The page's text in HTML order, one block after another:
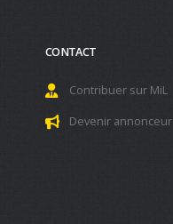
CONTACT
Contribuer sur MiL
Devenir annonceur